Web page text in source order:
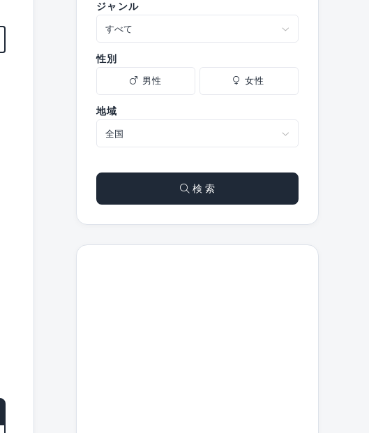
ジャンル
性別
男性 女性
地域
検 索